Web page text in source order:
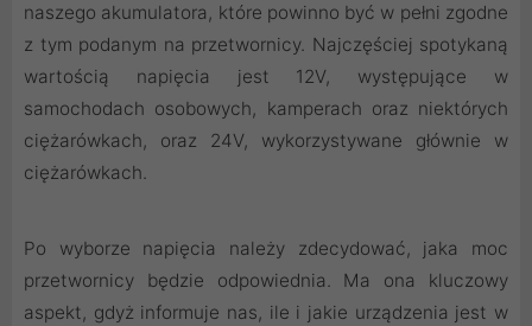
naszego akumulatora, które powinno być w pełni zgodne
z tym podanym na przetwornicy. Najczęściej spotykaną
wartością napięcia jest 12V, występujące w
samochodach osobowych, kamperach oraz niektórych
ciężarówkach, oraz 24V, wykorzystywane głównie w
ciężarówkach.
Po wyborze napięcia należy zdecydować, jaka moc
przetwornicy będzie odpowiednia. Ma ona kluczowy
aspekt, gdyż informuje nas, ile i jakie urządzenia jest w